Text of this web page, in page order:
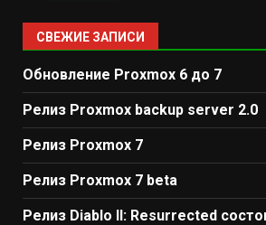
СВЕЖИЕ ЗАПИСИ
Обновление Proxmox 6 до 7
Релиз Proxmox backup server 2.0
Релиз Proxmox 7
Релиз Proxmox 7 beta
Релиз Diablo II: Resurrected